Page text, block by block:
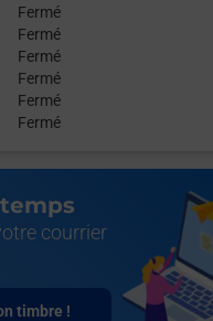
Fermé
Fermé
Fermé
Fermé
Fermé
Fermé
courrier
timbre !